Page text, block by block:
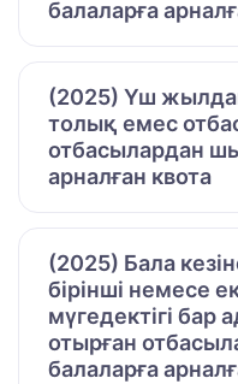
балаларға
(2025) Үш
толық емес
отбасылардан
арналған квота
(2025) Бала
бірінші немесе
мүгедектігі
отырған
балаларға